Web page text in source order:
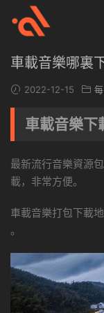
車載音樂哪裏
2022-12-15
車載音樂下
最新流行音樂資源
載，非常方便。
車載音樂打包下載地
。